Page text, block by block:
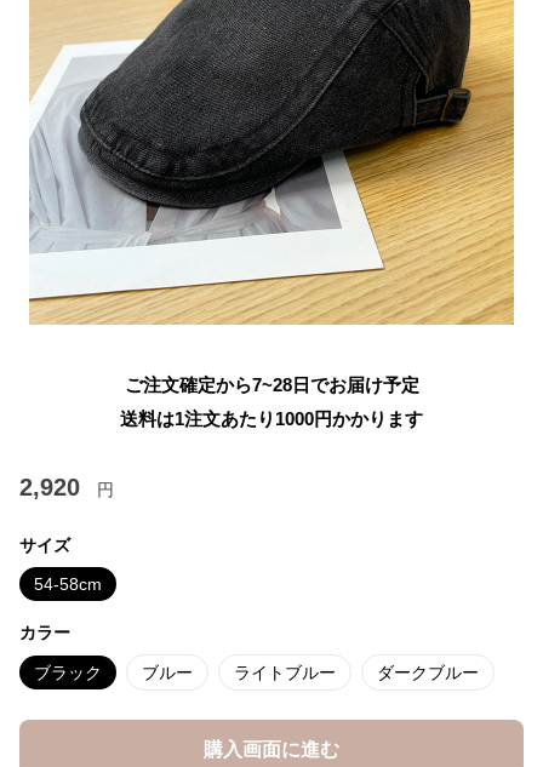
ご注文確定から7~28日でお届け予定
送料は1注文あたり 1000円かかります
2,920 円
サイズ
54-58cm
カラー
ブラック ブルー ライトブルー ダークブルー
購入画面に進む